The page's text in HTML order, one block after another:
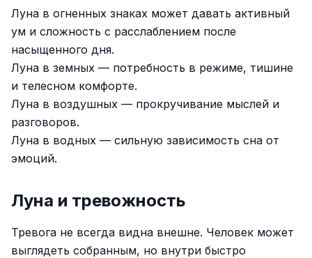
Луна в огненных знаках может давать активный
ум и сложность с расслаблением после
насыщенного дня.
Луна в земных — потребность в режиме, тишине
и телесном комфорте.
Луна в воздушных — прокручивание мыслей и
разговоров.
Луна в водных — сильную зависимость сна от
эмоций.
Луна и тревожность
Тревога не всегда видна внешне. Человек может
выглядеть собранным, но внутри быстро